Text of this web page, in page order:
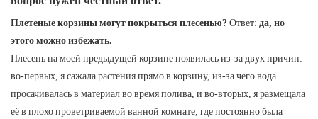
Плетеные корзины могут покрыться плесенью?Ответ: да, но
этого можно избежать.
Плесень на моей предыдущей корзине появилась из-за двух причин:
во-первых, я сажала растения прямо в корзину, из-за чего вода
просачивалась в материал во время полива, и во-вторых, я размещала
её в плохо проветриваемой ванной комнате, где постоянно была